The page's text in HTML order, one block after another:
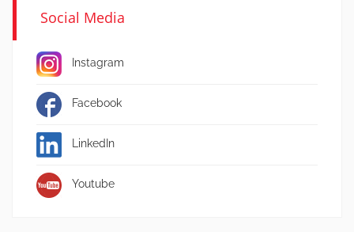
Social Media
Instagram
Facebook
LinkedIn
Youtube